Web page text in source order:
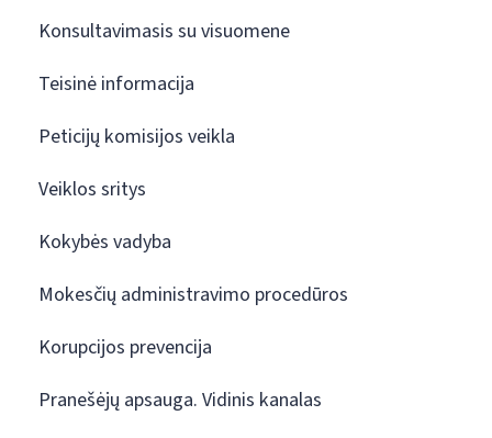
Konsultavimasis su visuomene
Teisinė informacija
Peticijų komisijos veikla
Veiklos sritys
Kokybės vadyba
Mokesčių administravimo procedūros
Korupcijos prevencija
Pranešėjų apsauga. Vidinis kanalas